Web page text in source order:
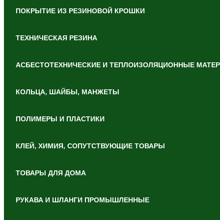
ПОКРЫТИЕ ИЗ РЕЗИНОВОЙ КРОШКИ
ТЕХНИЧЕСКАЯ РЕЗИНА
АСБЕСТОТЕХНИЧЕСКИЕ И ТЕПЛОИЗОЛЯЦИОННЫЕ
КОЛЬЦА, ШАЙБЫ, МАНЖЕТЫ
ПОЛИМЕРЫ И ПЛАСТИКИ
КЛЕЙ, ХИМИЯ, СОПУТСТВУЮЩИЕ ТОВАРЫ
ТОВАРЫ ДЛЯ ДОМА
РУКАВА И ШЛАНГИ ПРОМЫШЛЕННЫЕ